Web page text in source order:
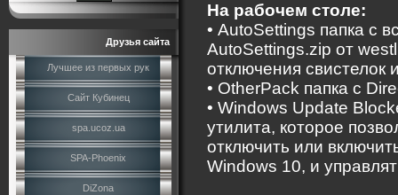
Друзья сайта
Лучшее из первых рук
Сайт Кубинец
spa.ucoz.ua
SPA-Phoenix
DiZona
На рабочем столе:
• AutoSettings папка с
AutoSettings.zip от
отключения свистелок
• OtherPack папка с
• Windows Update
утилита, которое
отключить или
Windows 10, и